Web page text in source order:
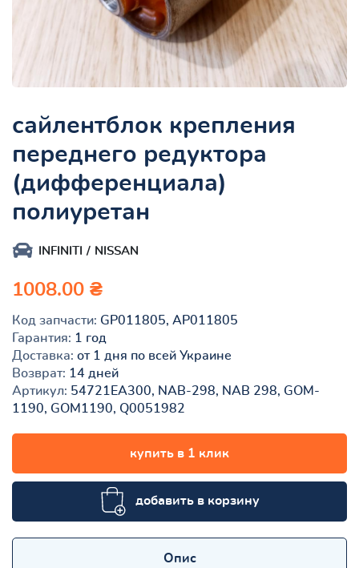
сайлентблок крепления
переднего редуктора
(дифференциала)
полиуретан
INFINITI NISSAN
1008.00 ₴
Код запчасти: GP011805, AP011805
Гарантия: 1 год
Доставка: от 1 дня по всей Украине
Возврат: 14 дней
Артикул: 54721EA300, NAB-298, NAB 298, GOM-
1190, GOM1190, Q0051982
купить в 1 клик
добавить в корзину
Опис